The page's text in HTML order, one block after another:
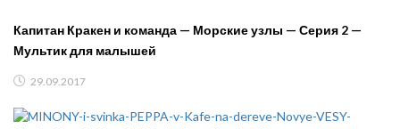
Капитан Кракен и команда — Морские узлы — Серия 2 —
Мультик для малышей
29.09.2017